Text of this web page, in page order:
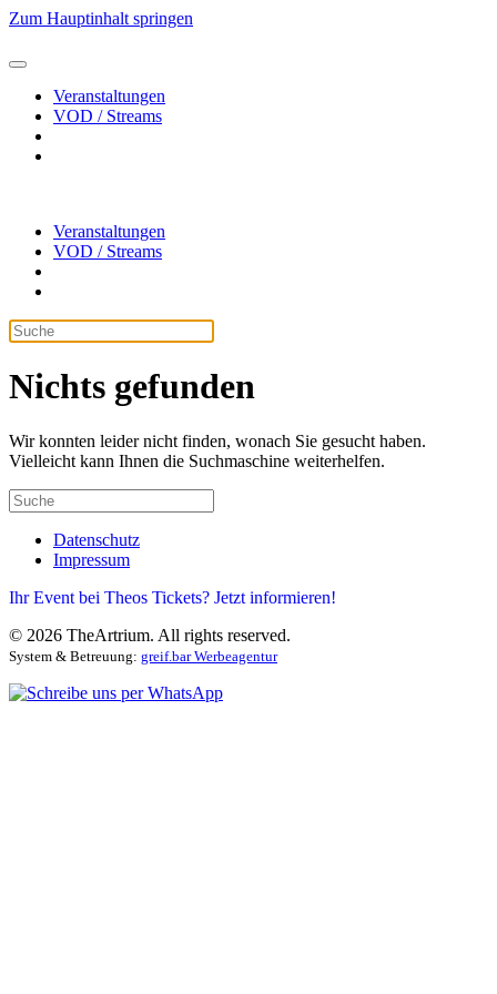
Zum Hauptinhalt springen
Veranstaltungen
VOD / Streams
Veranstaltungen
VOD / Streams
Nichts gefunden
Wir konnten leider nicht finden, wonach Sie gesucht haben.
Vielleicht kann Ihnen die Suchmaschine weiterhelfen.
Datenschutz
Impressum
Ihr Event bei Theos Tickets? Jetzt informieren!
© 2026 TheArtrium. All rights reserved.
System & Betreuung: greif.bar Werbeagentur